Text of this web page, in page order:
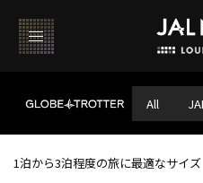
All
1泊から3泊程度の旅に最適なサイズ